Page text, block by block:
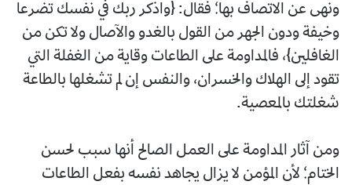
ونهى عن الاتصاف بها؛ فقال: {واذكر ربك في نفسك تضرعا
وخيفة ودون الجهر من القول بالغدو والآصال ولا تكن من
الغافلين}، فالمداومة على الطاعات وقاية من الغفلة التي
تقود إلى الهلاك والخسران، والنفس إن لم تشغلها بالطاعة
شغلتك بالمعصية.
ومن آثار المداومة على العمل الصالح أنها سبب لحسن
الختام؛ لأن المؤمن لا يزال يجاهد نفسه بفعل الطاعات